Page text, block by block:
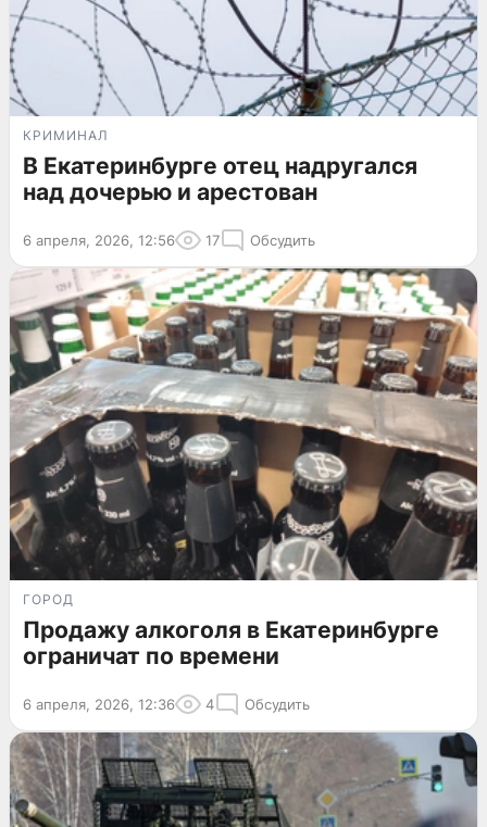
КРИМИНАЛ
В Екатеринбурге отец надругался
над дочерью и арестован
6 апреля, 2026, 12:56 17 Обсудить
ГОРОД
Продажу алкоголя в Екатеринбурге
ограничат по времени
6 апреля, 2026, 12:36 4 Обсудить